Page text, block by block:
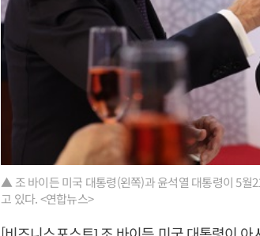
▲ 조 바이든 미국 대통령(왼쪽)과 윤석열 대통령이 5월
고 있다. <연합뉴스>